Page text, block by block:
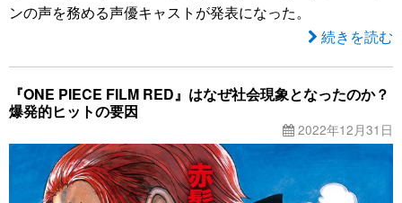
ンの声を務める声優キャストが発表になった。
続きを読む
『ONE PIECE FILM RED』はなぜ社会現象となったのか？
爆発的ヒットの要因
2022年12月31日